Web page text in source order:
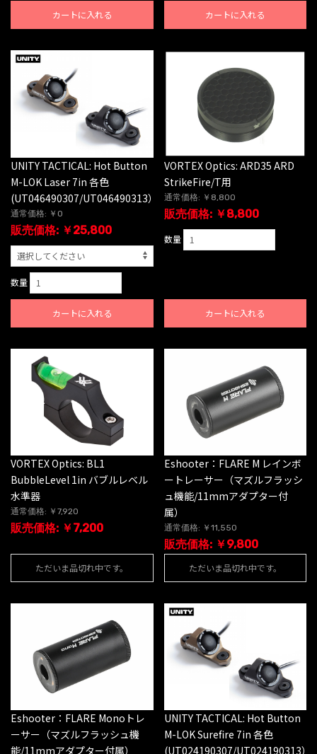
カートに入れる カートに入れる
UNITY TACTICAL: Hot Button
M-LOK Laser 7in 各色
(UT046490307/UT046490313）
通常価格: ￥0
販売価格: ￥25,800
数量
カートに入れる
VORTEX Optics: ARD35 ARD
StrikeFire/T用
通常価格: ￥8,800
販売価格: ￥8,800
数量
カートに入れる
VORTEX Optics: BL1
BubbleLevel 1in バブルレベル
水準器
通常価格: ￥7,920
販売価格: ￥7,200
ただいま品切れ中です。
Eshooter：FLARE M レインボ
ートレーサー（マズルフラッシ
ュ機能/11mmアダプター付
属）
通常価格: ￥11,550
販売価格: ￥9,800
ただいま品切れ中です。
Eshooter：FLARE Monoトレ
ーサー（マズルフラッシュ機
能/11mmアダプター付属）
UNITY TACTICAL: Hot Button
M-LOK Surefire 7in 各色
(UT024190307/UT024190313）